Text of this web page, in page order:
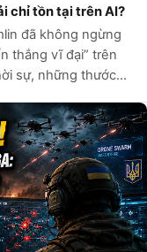
chỉ tồn tại trên AI?
đã không ngừng
thắng vĩ đại” trên
sự, những thước